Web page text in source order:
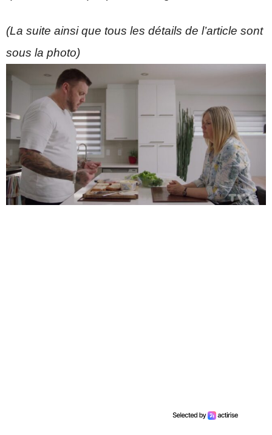
(La suite ainsi que tous les détails de l’article sont
sous la photo)